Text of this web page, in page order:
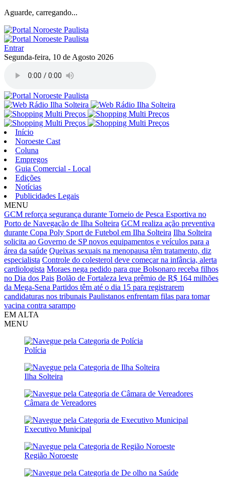
Aguarde, carregando...
Entrar
Segunda-feira, 10 de Agosto 2026
Início
Noroeste Cast
Coluna
Empregos
Guia Comercial - Local
Edições
Notícias
Publicidades Legais
MENU
GCM reforça segurança durante Torneio de Pesca Esportiva no
Porto de Navegação de Ilha Solteira GCM realiza ação preventiva
durante Copa Poly Sport de Futebol em Ilha Solteira Ilha Solteira
solicita ao Governo de SP novos equipamentos e veículos para a
área da saúde Queixas sexuais na menopausa têm tratamento, diz
especialista Controle do colesterol deve começar na infância, alerta
cardiologista Moraes nega pedido para que Bolsonaro receba filhos
no Dia dos Pais Bolão de Fortaleza leva prêmio de R$ 164 milhões
da Mega-Sena Partidos têm até o dia 15 para registrarem
candidaturas nos tribunais Paulistanos enfrentam filas para tomar
vacina contra sarampo
EM ALTA
MENU
Polícia
Ilha Solteira
Câmara de Vereadores
Executivo Municipal
Região Noroeste